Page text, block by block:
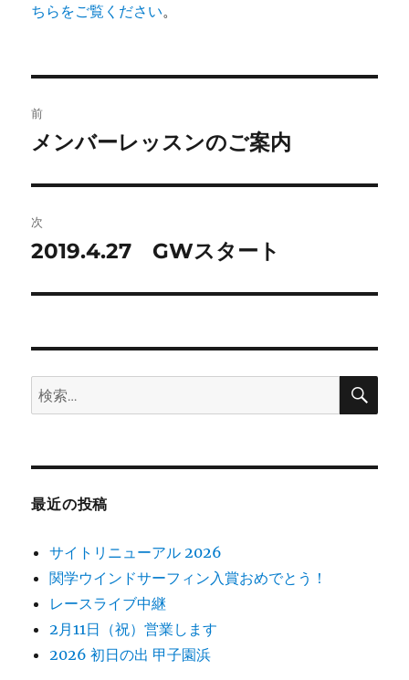
ちらをご覧ください。
稿
ビ
ゲ
ー
ン
前
前
投
稿:
メンバーレッスンのご案内
次
次
投
2019.4.27 GWスタート
検
索:
検
最近の投稿
サイトリニューアル 2026
関学ウインドサーフィン入賞おめでとう！
レースライブ中継
2月11日（祝）営業します
2026 初日の出 甲子園浜